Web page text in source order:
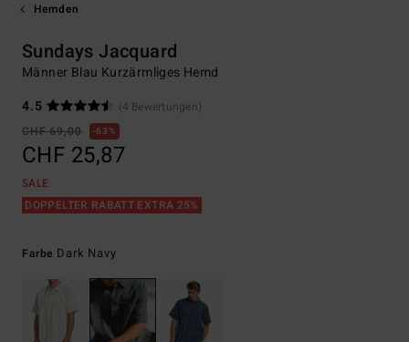
Hemden
Sundays Jacquard
Männer Blau Kurzärmliges Hemd
4.5
(4 Bewertungen)
CHF 69,00
63%
CHF 25,87
SALE
DOPPELTER RABATT EXTRA 25%
Farbe Dark Navy